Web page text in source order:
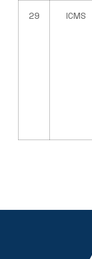
29 ICMS